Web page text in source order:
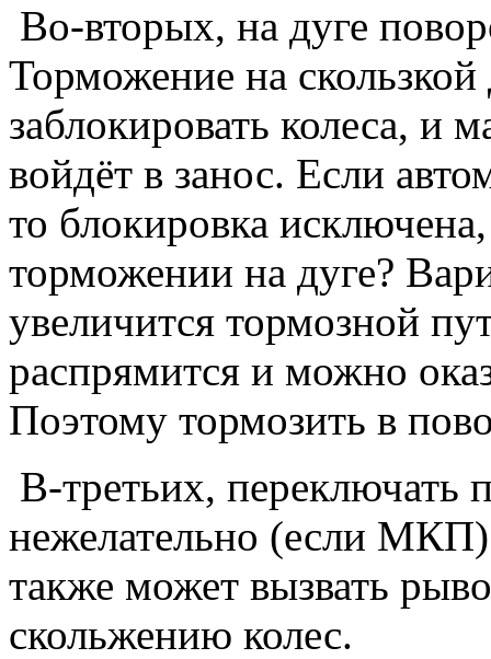
Во-вторых, на дуге
Торможение на
заблокировать колеса, и
войдёт в занос. Если
то блокировка
торможении на дуге?
увеличится тормозной
распрямится и можно
Поэтому тормозить в
В-третьих, переключать
нежелательно (если
также может вызвать
скольжению колес.